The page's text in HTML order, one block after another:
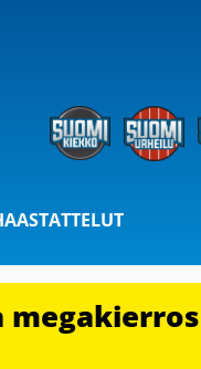
megakierros